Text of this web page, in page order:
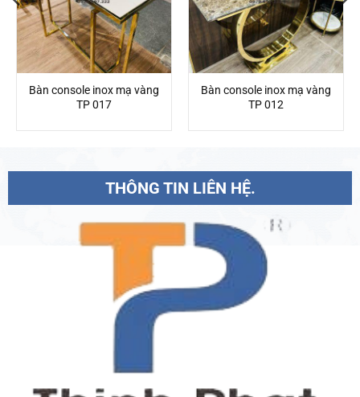
Bàn console inox mạ vàng
TP 017
Bàn console inox mạ vàng
TP 012
THÔNG TIN LIÊN HỆ.